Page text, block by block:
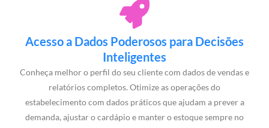
Acesso a Dados Poderosos para Decisões
Inteligentes
Conheça melhor o perfil do seu cliente com dados de vendas e
relatórios completos. Otimize as operações do
estabelecimento com dados práticos que ajudam a prever a
demanda, ajustar o cardápio e manter o estoque sempre no